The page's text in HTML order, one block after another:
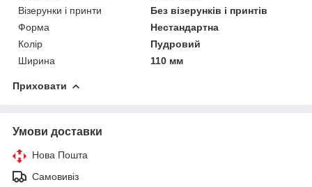
Візерунки і принти
Без візерунків і принтів
Форма
Нестандартна
Колір
Пудровий
Ширина
110 мм
Приховати
Умови доставки
Нова Пошта
Самовивіз